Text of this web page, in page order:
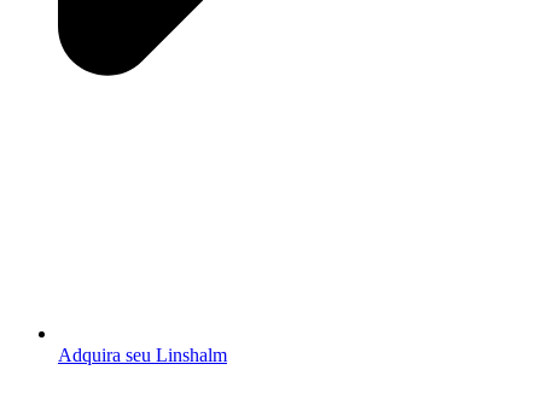
Adquira seu Linshalm